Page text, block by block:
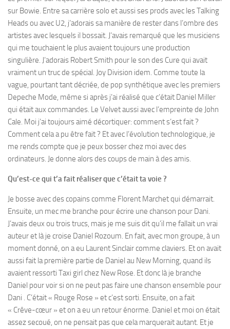
sur Bowie. Entre sa carrière solo et aussi ses prods avec les Talking
Heads ou avec U2, j’adorais sa manière de rester dans l’ombre des
artistes avec lesquels il bossait. J’avais remarqué que les musiciens
qui me touchaient le plus avaient toujours une production
singulière. J’adorais Robert Smith pour le son des Cure qui avait
vraiment un truc de spécial. Joy Division idem. Comme toute la
vague, pourtant tant décriée, de pop synthétique avec les premiers
Depeche Mode, même si après j’ai réalisé que c’était Daniel Miller
qui était aux commandes. Le Velvet aussi avec l’empreinte de John
Cale. Moi j’ai toujours aimé décortiquer: comment s’est fait ?
Comment cela a pu être fait ? Et avec l’évolution technologique, je
me rends compte que je peux bosser chez moi avec des
ordinateurs. Je donne alors des coups de main à des amis.
Qu’est-ce qui t’a fait réaliser que c’était ta voie ?
Je bosse avec des copains comme Florent Marchet qui démarrait.
Ensuite, un mec me branche pour écrire une chanson pour Dani.
J’avais deux ou trois trucs, mais je me suis dit qu’il me fallait un vrai
auteur et là je croise Daniel Rozoum. En fait, avec mon groupe, à un
moment donné, on a eu Laurent Sinclair comme claviers. Et on avait
aussi fait la première partie de Daniel au New Morning, quand ils
avaient ressorti Taxi girl chez New Rose. Et donc là je branche
Daniel pour voir si on ne peut pas faire une chanson ensemble pour
Dani . C’était « Rouge Rose » et c’est sorti. Ensuite, on a fait
« Crêve-cœur » et on a eu un retour énorme. Daniel et moi on était
assez secoué, on ne pensait pas que cela marquerait autant. Et je